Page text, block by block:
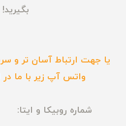
بگیرید!
یا جهت ارتباط آسان تر و
واتس آپ زیر با ما در
شماره روبیکا و ایتا: 09165435982